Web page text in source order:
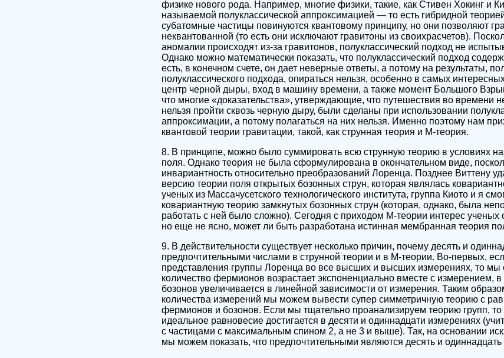
физике нового рода. Например, многие физики, такие, как Стивен Хокинг и
называемой полуклассической аппроксимацией — то есть гибридной
субатомные частицы повинуются квантовому принципу, но они позволяют
неквантованной (то есть они исключают гравитоны из своихрасчетов).
аномалии происходят из-за гравитонов, полуклассический подход не
Однако можно математически показать, что полуклассический подход
есть, в конечном счете, он дает неверные ответы, а потому на результаты,
полуклассического подхода, опираться нельзя, особенно в самых
центр черной дыры, вход в машину времени, а также момент Большого
что многие «доказательства», утверждающие, что путешествия во времени
нельзя пройти сквозь черную дыру, были сделаны при использовании
аппроксимации, а потому полагаться на них нельзя. Именно поэтому нам
квантовой теории гравитации, такой, как струнная теория и М-теория.
8. В принципе, можно было суммировать всю струнную теорию в условиях
поля. Однако теория не была сформулирована в окончательном виде,
инвариантность относительно преобразований Лоренца. Позднее Виттену
версию теории поля открытых бозонных струн, которая являлась
ученых из Массачусетского технологического института, группа Киото и я
ковариантную теорию замкнутых бозонных струн (которая, однако, была
работать с ней было сложно). Сегодня с приходом М-теории интерес
но еще не ясно, может ли быть разработана истинная мембранная теория
9. В действительности существует несколько причин, почему десять и
предпочтительными числами в струнной теории и в М-теории. Во-первых,
представления группы Лоренца во все высших и высших измерениях, то мы
количество фермионов возрастает экспоненциально вместе с измерением, в
бозонов увеличивается в линейной зависимости от измерения. Таким
количества измерений мы можем вывести супер симметричную теорию с
фермионов и бозонов. Если мы тщательно проанализируем теорию групп,
идеальное равновесие достигается в десяти и одиннадцати измерениях
с частицами с максимальным спином 2, а не 3 и выше). Так, на основании
мы можем показать, что предпочтительными являются десять и